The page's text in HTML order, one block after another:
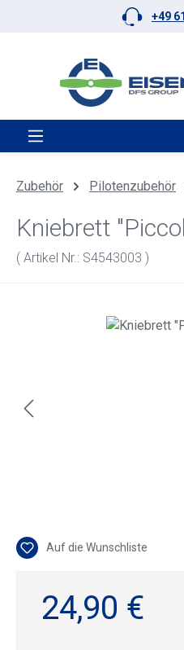
Zum Hauptinhalt springen+49
Zubehör Pilotenzubehör
Kniebrett
( Artikel Nr.: S4543003 )
Bildergalerie überspringen
Auf die Wunschliste
24,90 €